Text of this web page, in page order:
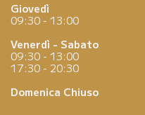
Giovedì
09:30 - 13:00
Venerdì - Sabato
09:30 - 13:00
17:30 - 20:30
Domenica Chiuso